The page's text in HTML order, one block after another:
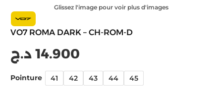
Glissez l'image pour voir plus d'images
VO7 ROMA DARK – CH-ROM-D
14.900 د.ج
Pointure 41 42 43 44 45